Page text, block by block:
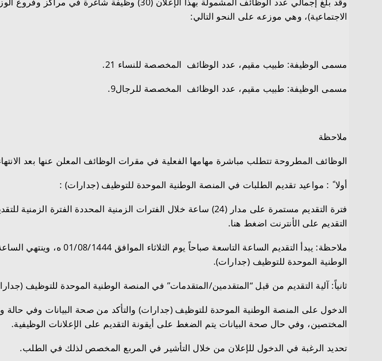
الاجتماعية)، وهي موزعه على النحو التالي:
مسمى الوظيفة: طبيب مقيم، عدد الوظائف المخصصة للنساء 21.
مسمى الوظيفة: طبيب مقيم، عدد الوظائف المخصصة للرجال9.
ملاحظة
الوظائف المطروحة تتطلب مباشرة مهامها الفعلية في مقرات الوظائف المعلن عنها بعد
أولا ً : مواعيد تقديم الطلبات في المنصة الوطنية الموحدة للتوظيف (جدارات) :
التقديم على الأنترنت اضغط هنا.
الوطنية الموحدة للتوظيف (جدارات).
ثانياً: آلية التقديم من قبل “المتقدمين/المتقدمات” في المنصة الوطنية الموحدة للتوظيف
الدخول على المنصة الوطنية الموحدة للتوظيف (جدارات) والتأكد من صحة البيانات وفي
المختصين، وفي حال صحة البيانات يتم الضغط على أيقونة التقديم على الإعلانات الوظيفية.
تحديد الرغبة في الدخول للإعلان من خلال التأشير في المربع المخصص لذلك في الطلب.